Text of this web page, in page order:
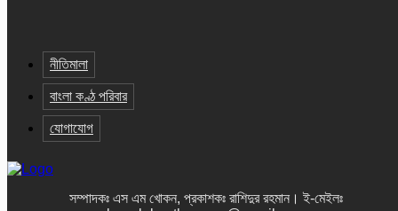
নীতিমালা
বাংলা কণ্ঠ পরিবার
যোগাযোগ
সম্পাদকঃ এস এম খোকন, প্রকাশকঃ রাশিদুর রহমান । ই-মেইলঃ